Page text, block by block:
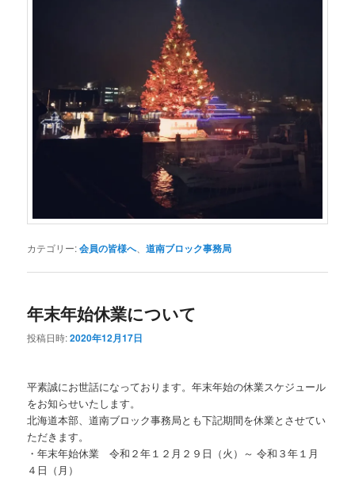
カテゴリー:会員の皆様へ、道南ブロック事務局
年末年始休業について
投稿日時:2020年12月17日
平素誠にお世話になっております。年末年始の休業スケジュール
をお知らせいたします。
北海道本部、道南ブロック事務局とも下記期間を休業とさせてい
ただきます。
・年末年始休業 令和２年１２月２９日（火）～ 令和３年１月
４日（月）